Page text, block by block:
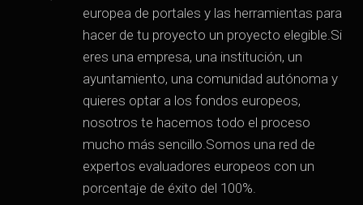
europea de portales y las herramientas para
hacer de tu proyecto un proyecto elegible.Si
eres una empresa, una institución, un
ayuntamiento, una comunidad autónoma y
quieres optar a los fondos europeos,
nosotros te hacemos todo el proceso
mucho más sencillo.Somos una red de
expertos evaluadores europeos con un
porcentaje de éxito del 100%.